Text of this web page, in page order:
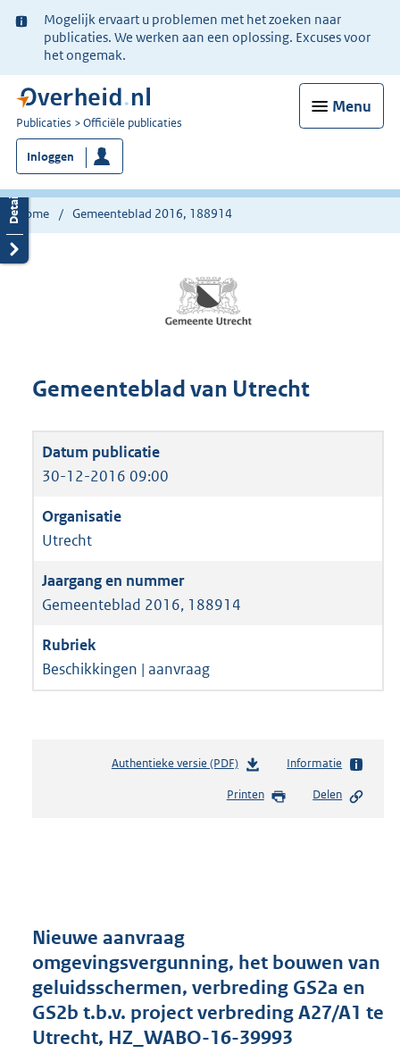
Ter
informatie:
Mogelijk ervaart u problemen met het zoeken naar
publicaties. We werken aan een oplossing. Excuses voor
het ongemak.
Menu
U
bent
nu
hier:
Publicaties Officiële publicaties
Inloggen
Home Gemeenteblad 2016, 188914
Gemeenteblad van Utrecht
30-12-2016 09:00
Utrecht
Gemeenteblad 2016, 188914
Beschikkingen | aanvraag
Authentieke versie (PDF)b
s
o
t
t
:
Informatie
Printen Delen
Nieuwe aanvraag
omgevingsvergunning, het bouwen van
geluidsschermen, verbreding GS2a en
GS2b t.b.v. project verbreding A27/A1 te
Utrecht, HZ_WABO-16-39993